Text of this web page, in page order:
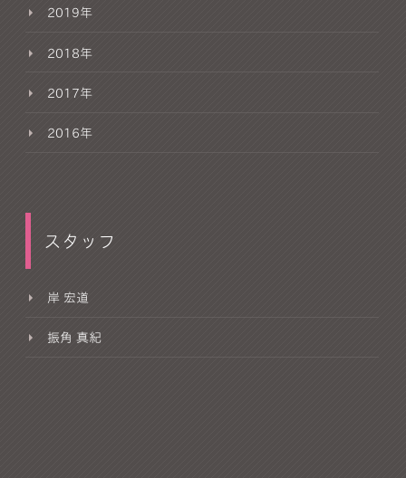
2019年
2018年
2017年
2016年
スタッフ
岸 宏道
振角 真紀